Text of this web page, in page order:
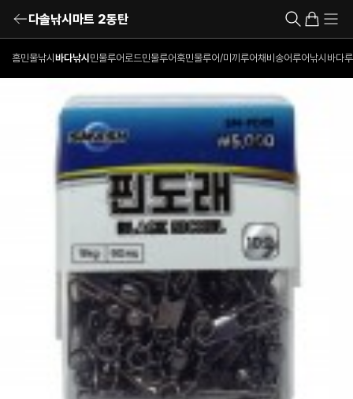
다솔낚시마트 2동탄
홈민물낚시 바다낚시 민물루어로드민물루어훅민물루어/미끼 루어채비 송어루어낚시 바다